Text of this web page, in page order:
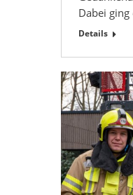
Dabei
Details